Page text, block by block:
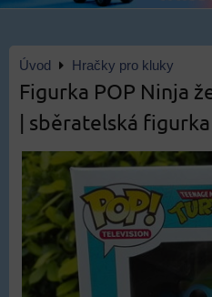
Úvod Hračky pro kluky
Figurka POP Ninja
| sběratelská figurka